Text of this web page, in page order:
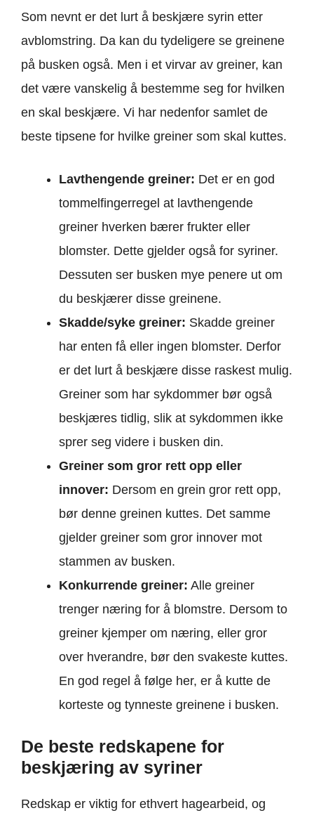
Som nevnt er det lurt å beskjære syrin etter
avblomstring. Da kan du tydeligere se greinene
på busken også. Men i et virvar av greiner, kan
det være vanskelig å bestemme seg for hvilken
en skal beskjære. Vi har nedenfor samlet de
beste tipsene for hvilke greiner som skal kuttes.
Lavthengende greiner: Det er en god
tommelfingerregel at lavthengende
greiner hverken bærer frukter eller
blomster. Dette gjelder også for syriner.
Dessuten ser busken mye penere ut om
du beskjærer disse greinene.
Skadde/syke greiner: Skadde greiner
har enten få eller ingen blomster. Derfor
er det lurt å beskjære disse raskest mulig.
Greiner som har sykdommer bør også
beskjæres tidlig, slik at sykdommen ikke
sprer seg videre i busken din.
Greiner som gror rett opp eller
innover: Dersom en grein gror rett opp,
bør denne greinen kuttes. Det samme
gjelder greiner som gror innover mot
stammen av busken.
Konkurrende greiner: Alle greiner
trenger næring for å blomstre. Dersom to
greiner kjemper om næring, eller gror
over hverandre, bør den svakeste kuttes.
En god regel å følge her, er å kutte de
korteste og tynneste greinene i busken.
De beste redskapene for
beskjæring av syriner
Redskap er viktig for ethvert hagearbeid, og